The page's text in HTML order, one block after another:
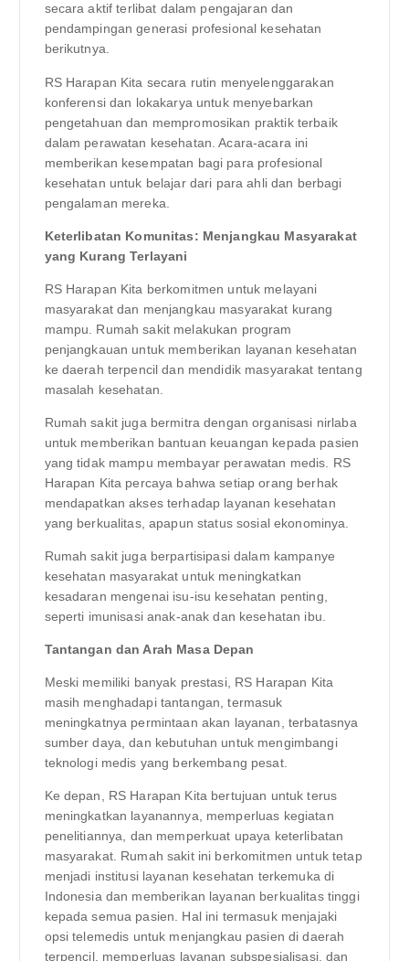
secara aktif terlibat dalam pengajaran dan
pendampingan generasi profesional kesehatan
berikutnya.
RS Harapan Kita secara rutin menyelenggarakan
konferensi dan lokakarya untuk menyebarkan
pengetahuan dan mempromosikan praktik terbaik
dalam perawatan kesehatan. Acara-acara ini
memberikan kesempatan bagi para profesional
kesehatan untuk belajar dari para ahli dan berbagi
pengalaman mereka.
Keterlibatan Komunitas: Menjangkau Masyarakat
yang Kurang Terlayani
RS Harapan Kita berkomitmen untuk melayani
masyarakat dan menjangkau masyarakat kurang
mampu. Rumah sakit melakukan program
penjangkauan untuk memberikan layanan kesehatan
ke daerah terpencil dan mendidik masyarakat tentang
masalah kesehatan.
Rumah sakit juga bermitra dengan organisasi nirlaba
untuk memberikan bantuan keuangan kepada pasien
yang tidak mampu membayar perawatan medis. RS
Harapan Kita percaya bahwa setiap orang berhak
mendapatkan akses terhadap layanan kesehatan
yang berkualitas, apapun status sosial ekonominya.
Rumah sakit juga berpartisipasi dalam kampanye
kesehatan masyarakat untuk meningkatkan
kesadaran mengenai isu-isu kesehatan penting,
seperti imunisasi anak-anak dan kesehatan ibu.
Tantangan dan Arah Masa Depan
Meski memiliki banyak prestasi, RS Harapan Kita
masih menghadapi tantangan, termasuk
meningkatnya permintaan akan layanan, terbatasnya
sumber daya, dan kebutuhan untuk mengimbangi
teknologi medis yang berkembang pesat.
Ke depan, RS Harapan Kita bertujuan untuk terus
meningkatkan layanannya, memperluas kegiatan
penelitiannya, dan memperkuat upaya keterlibatan
masyarakat. Rumah sakit ini berkomitmen untuk tetap
menjadi institusi layanan kesehatan terkemuka di
Indonesia dan memberikan layanan berkualitas tinggi
kepada semua pasien. Hal ini termasuk menjajaki
opsi telemedis untuk menjangkau pasien di daerah
terpencil, memperluas layanan subspesialisasi, dan